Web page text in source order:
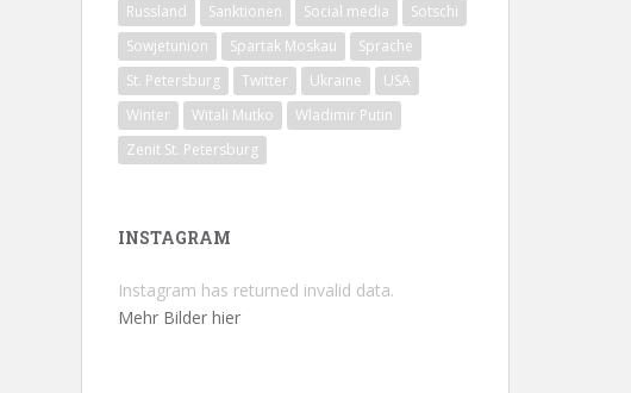
Russland
Sanktionen Social media
Sotschi
Sowjetunion
Spartak Moskau
Sprache
St. Petersburg
Twitter Ukraine
USA
Winter
Witali Mutko
Wladimir Putin
Zenit St. Petersburg
INSTAGRAM
Instagram has returned invalid data.
Mehr Bilder hier